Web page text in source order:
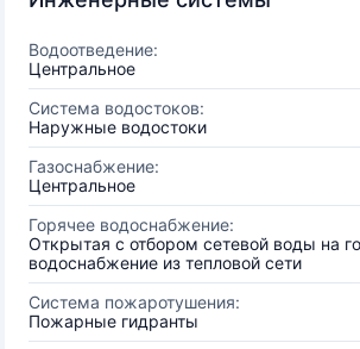
Водоотведение:
Центральное
Система водостоков:
Наружные водостоки
Газоснабжение:
Центральное
Горячее водоснабжение:
Открытая с отбором сетевой воды на
водоснабжение из тепловой сети
Система пожаротушения:
Пожарные гидранты